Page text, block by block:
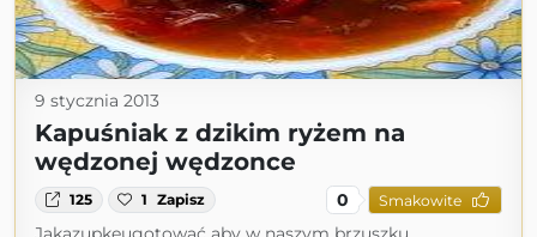
9 stycznia 2013
Kapuśniak z dzikim ryżem na
wędzonej wędzonce
125 1 Zapisz 0 Smakowite